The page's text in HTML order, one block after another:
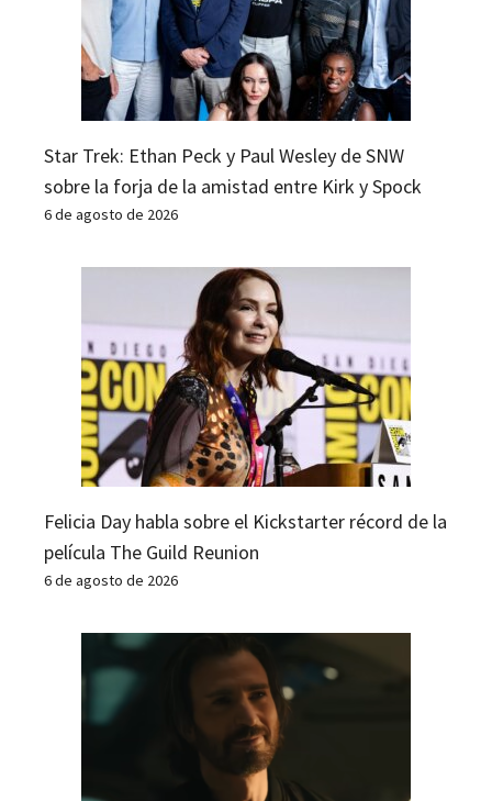
Star Trek: Ethan Peck y Paul Wesley de SNW
sobre la forja de la amistad entre Kirk y Spock
6 de agosto de 2026
Felicia Day habla sobre el Kickstarter récord de la
película The Guild Reunion
6 de agosto de 2026